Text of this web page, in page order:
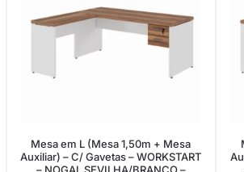
Mesa em L (Mesa 1,50m + Mesa
Auxiliar) – C/ Gavetas – WORKSTART